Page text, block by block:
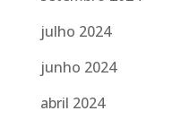
julho 2024
junho 2024
abril 2024